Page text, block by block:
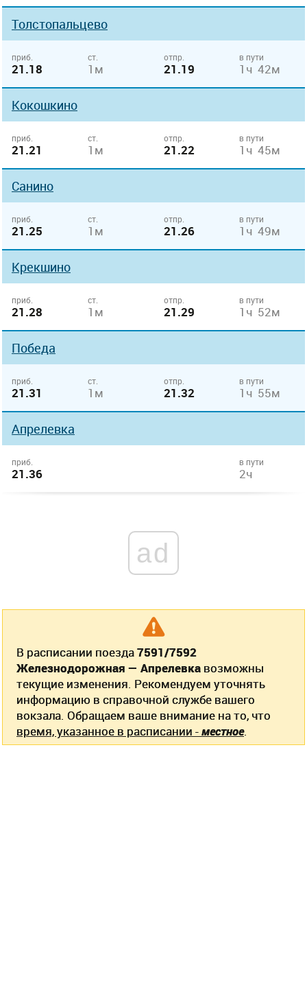
Толстопальцево
приб.
21.18
ст.
1м
отпр.
21.19
в пути
1ч 42м
Кокошкино
приб.
21.21
ст.
1м
отпр.
21.22
в пути
1ч 45м
Санино
приб.
21.25
ст.
1м
отпр.
21.26
в пути
1ч 49м
Крекшино
приб.
21.28
ст.
1м
отпр.
21.29
в пути
1ч 52м
Победа
приб.
21.31
ст.
1м
отпр.
21.32
в пути
1ч 55м
Апрелевка
приб.
21.36
в пути
2ч
ad
В расписании поезда7591/7592
Железнодорожная — Апрелевка возможны
текущие изменения. Рекомендуем уточнять
информацию в справочной службе вашего
вокзала. Обращаем ваше внимание на то, что
время, указанное в расписании -местное.